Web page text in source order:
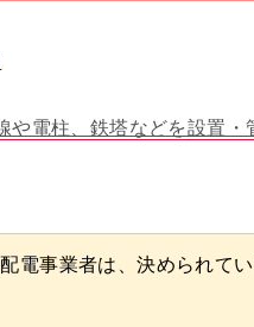
や電柱、鉄塔などを設置
電事業者は、決められて